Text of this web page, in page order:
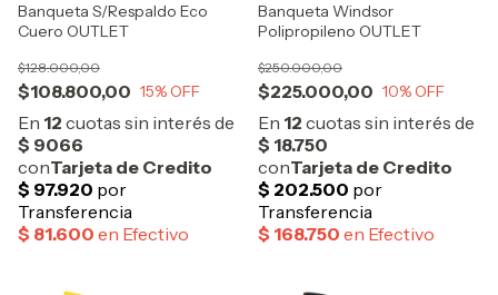
Banqueta S/Respaldo Eco
Cuero OUTLET
$108.800,00
$128.000,00
15% OFF
Banqueta Windsor
Polipropileno OUTLET
$225.000,00
$250.000,00
10% OFF